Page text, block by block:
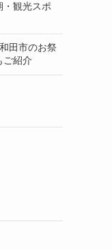
観光スポ
田市のお祭
紹介